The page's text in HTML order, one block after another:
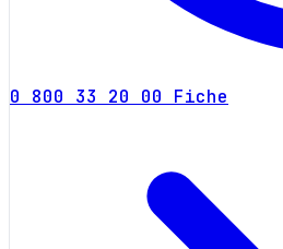
0 800 33 20 00 Fiche